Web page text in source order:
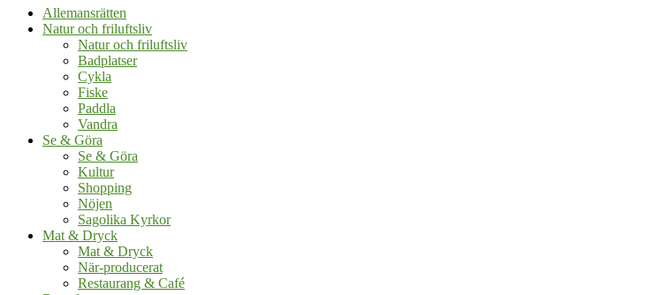
Allemansrätten
Natur och friluftsliv
Natur och friluftsliv
Badplatser
Cykla
Fiske
Paddla
Vandra
Se & Göra
Se & Göra
Kultur
Shopping
Nöjen
Sagolika Kyrkor
Mat & Dryck
Mat & Dryck
När-producerat
Restaurang & Café